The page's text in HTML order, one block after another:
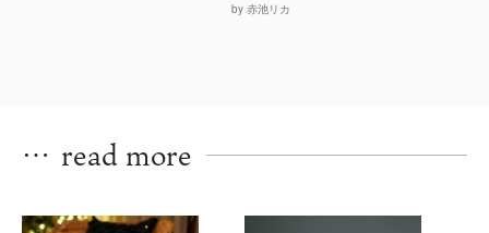
by 赤池リカ
… read more